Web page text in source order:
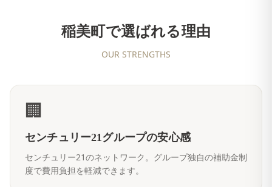
稲美町で選ばれる理由
OUR STRENGTHS
🏢
センチュリー21グループの安心感
センチュリー21のネットワーク。グループ独自の補助金制
度で費用負担を軽減できます。